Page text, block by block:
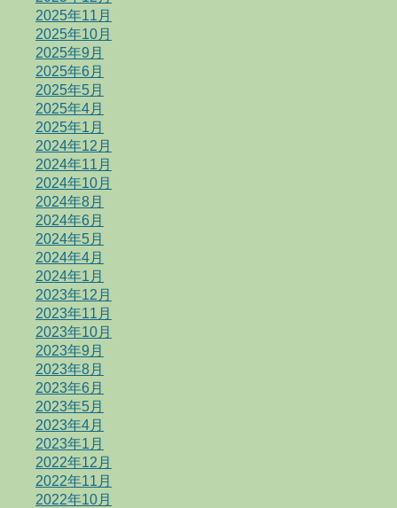
2025年11月
2025年10月
2025年9月
2025年6月
2025年5月
2025年4月
2025年1月
2024年12月
2024年11月
2024年10月
2024年8月
2024年6月
2024年5月
2024年4月
2024年1月
2023年12月
2023年11月
2023年10月
2023年9月
2023年8月
2023年6月
2023年5月
2023年4月
2023年1月
2022年12月
2022年11月
2022年10月